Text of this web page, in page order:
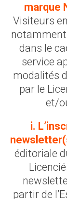
marque
Visiteurs
dans le
service
modalités
par le
et/
i.
éditoriale
partir de